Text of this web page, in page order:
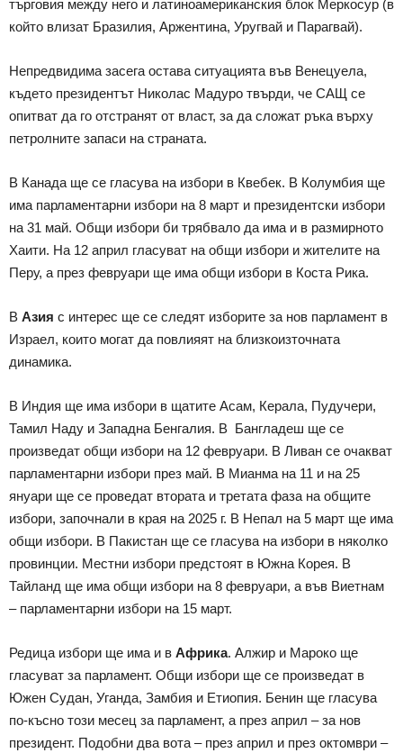
търговия между него и латиноамериканския блок Меркосур (в
който влизат Бразилия, Аржентина, Уругвай и Парагвай).
Непредвидима засега остава ситуацията във Венецуела,
където президентът Николас Мадуро твърди, че САЩ се
опитват да го отстранят от власт, за да сложат ръка върху
петролните запаси на страната.
В Канада ще се гласува на избори в Квебек. В Колумбия ще
има парламентарни избори на 8 март и президентски избори
на 31 май. Общи избори би трябвало да има и в размирното
Хаити. На 12 април гласуват на общи избори и жителите на
Перу, а през февруари ще има общи избори в Коста Рика.
В Азия с интерес ще се следят изборите за нов парламент в
Израел, които могат да повлияят на близкоизточната
динамика.
В Индия ще има избори в щатите Асам, Керала, Пудучери,
Тамил Наду и Западна Бенгалия. В Бангладеш ще се
произведат общи избори на 12 февруари. В Ливан се очакват
парламентарни избори през май. В Мианма на 11 и на 25
януари ще се проведат втората и третата фаза на общите
избори, започнали в края на 2025 г. В Непал на 5 март ще има
общи избори. В Пакистан ще се гласува на избори в няколко
провинции. Местни избори предстоят в Южна Корея. В
Тайланд ще има общи избори на 8 февруари, а във Виетнам
– парламентарни избори на 15 март.
Редица избори ще има и в Африка. Алжир и Мароко ще
гласуват за парламент. Общи избори ще се произведат в
Южен Судан, Уганда, Замбия и Етиопия. Бенин ще гласува
по-късно този месец за парламент, а през април – за нов
президент. Подобни два вота – през април и през октомври –